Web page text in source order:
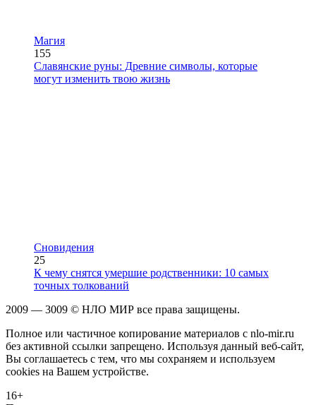
Магия
155
Славянские руны: Древние символы, которые
могут изменить твою жизнь
Сновидения
25
К чему снятся умершие родственники: 10 самых
точных толкований
2009 — 3009 © НЛО МИР все права защищены.
Полное или частичное копирование материалов с nlo-mir.ru
без активной ссылки запрещено. Используя данный веб-сайт,
Вы соглашаетесь с тем, что мы сохраняем и используем
cookies на Вашем устройстве.
16+